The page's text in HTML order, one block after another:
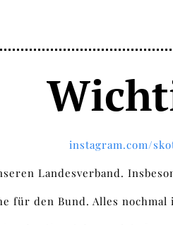
instagram.com/
Landesverband.
für den Bund. Alles